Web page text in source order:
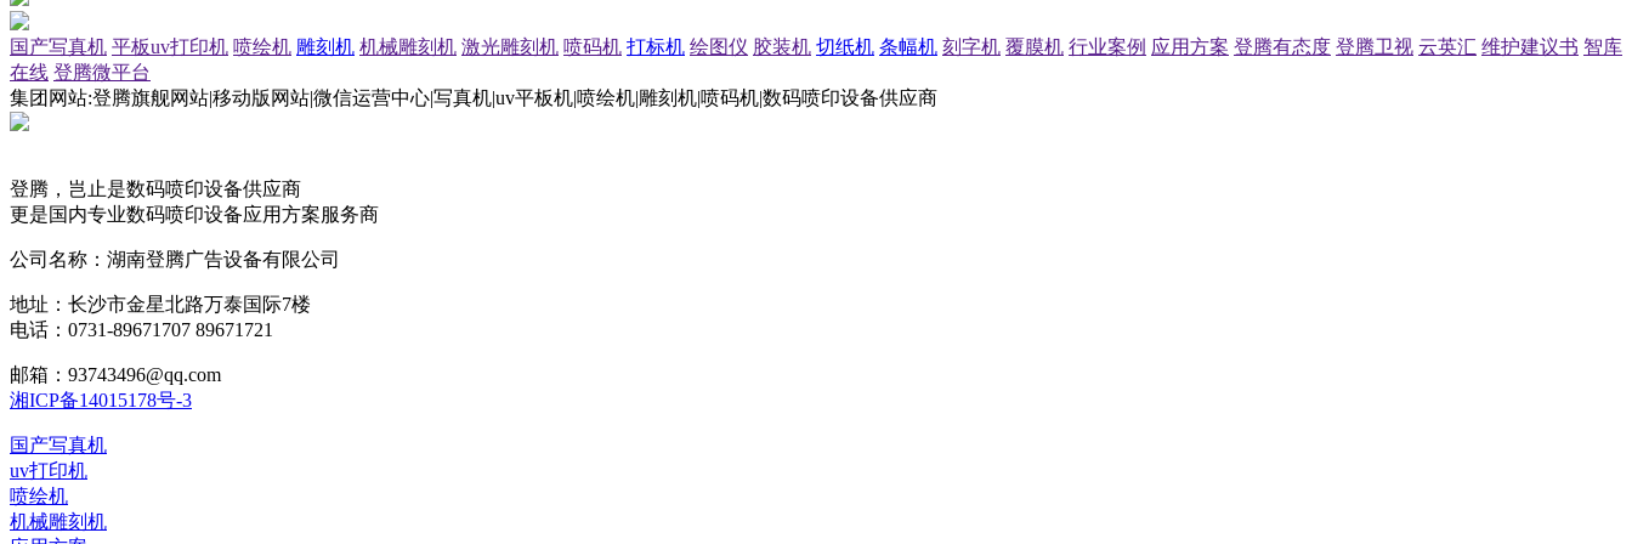
国产写真机 平板uv打印机 喷绘机 雕刻机 机械雕刻机 激光雕刻机 喷码机 打标机 绘图仪 胶装机 切纸机 条幅机 刻字机 覆膜机 行业案例 应用方案 登腾有态度 登腾卫视 云英汇 维护建议书 智库
在线 登腾微平台
集团网站:登腾旗舰网站|移动版网站|微信运营中心|写真机|uv平板机|喷绘机|雕刻机|喷码机|数码喷印设备供应商
登腾，岂止是数码喷印设备供应商
更是国内专业数码喷印设备应用方案服务商
公司名称：湖南登腾广告设备有限公司
地址：长沙市金星北路万泰国际7楼
电话：0731-89671707 89671721
邮箱：93743496@qq.com
湘ICP备14015178号-3
国产写真机
uv打印机
喷绘机
机械雕刻机